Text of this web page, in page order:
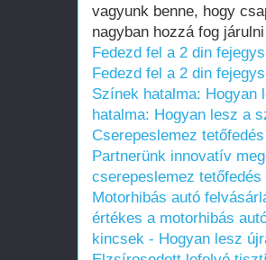
vagyunk benne, hogy
nagyban hozzá fog
Fedezd fel a 2 din
Fedezd fel a 2 din
Színek hatalma: Hogyan
hatalma: Hogyan lesz a
Cserepeslemez
Partnerünk innovatív
cserepeslemez
Motorhibás autó
értékes a motorhibás
kincsek - Hogyan lesz